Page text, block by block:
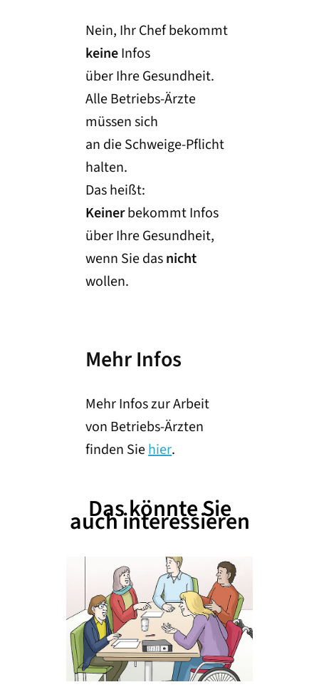
Nein, Ihr Chef bekommt
keineInfos
über Ihre Gesundheit.
Alle Betriebs-Ärzte
müssen sich
an die Schweige-Pflicht
halten.
Das heißt:
Keinerbekommt Infos
über Ihre Gesundheit,
wenn Sie dasnicht
wollen.
Mehr Infos
Mehr Infos zur Arbeit
von Betriebs-Ärzten
finden Siehier.
Das könnte Sie
auch interessieren